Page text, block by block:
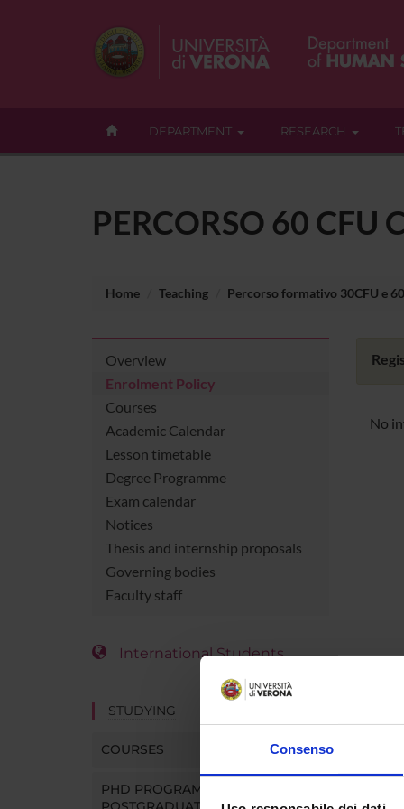
Consenso
DEPARTMENT RESEARCH
PERCORSO 60 CFU
Home Teaching Percorso formativo 30CFU e
Overview
Enrolment Policy
Courses
Academic Calendar
Lesson timetable
Degree Programme
Exam calendar
Notices
Thesis and internship proposals
Governing bodies
Faculty staff
International Students
STUDYING
COURSES
PHD PROGRAMMES AND
No